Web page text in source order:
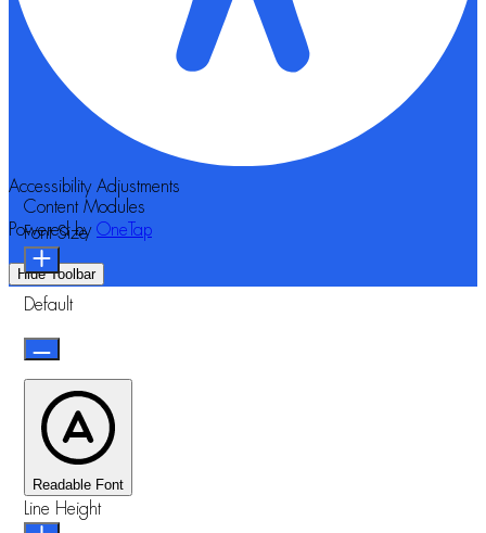
Accessibility Adjustments
Powered by OneTap
Hide Toolbar
Content Modules
Font Size
Default
Readable Font
Line Height